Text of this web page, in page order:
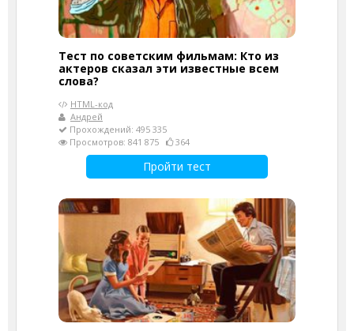
Тест по советским фильмам: Кто из
актеров сказал эти известные всем
слова?
HTML-код
Андрей
Прохождений: 495 335
Просмотров: 841 875
364
Пройти тест